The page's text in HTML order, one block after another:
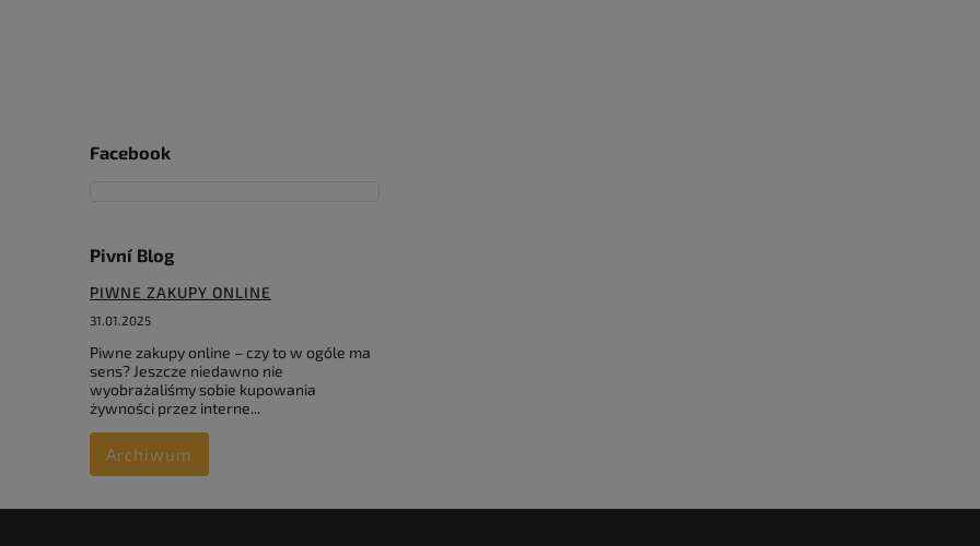
Facebook
Pivní Blog
PIWNE ZAKUPY ONLINE
31.01.2025
Piwne zakupy online – czy to w ogóle ma
sens? Jeszcze niedawno nie
wyobrażaliśmy sobie kupowania
żywności przez interne...
Archiwum